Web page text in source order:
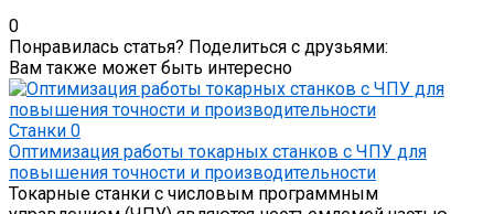
0
Понравилась статья? Поделиться с друзьями:
Вам также может быть интересно
Станки 0
Оптимизация работы токарных станков с ЧПУ для
повышения точности и производительности
Токарные станки с числовым программным